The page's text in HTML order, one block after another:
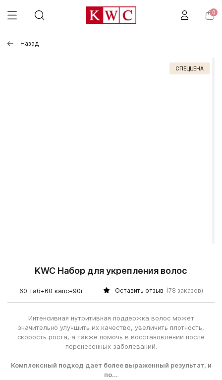
0
Назад
СПЕЦЦЕНА
KWC Набор для укрепления волос
60 таб+60 капс+90г Оставить отзыв (78 заказов)
Интенсивная нутритивная поддержка волос может
значительно улучшить их качество, увеличить плотность,
скорость роста, а также помочь в восстановлении после
перенесенных заболеваний.
Комплексный подход дает более выраженный результат, и
по...